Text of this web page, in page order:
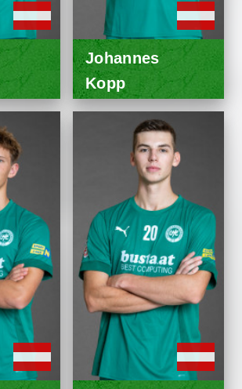
Johannes
Kopp